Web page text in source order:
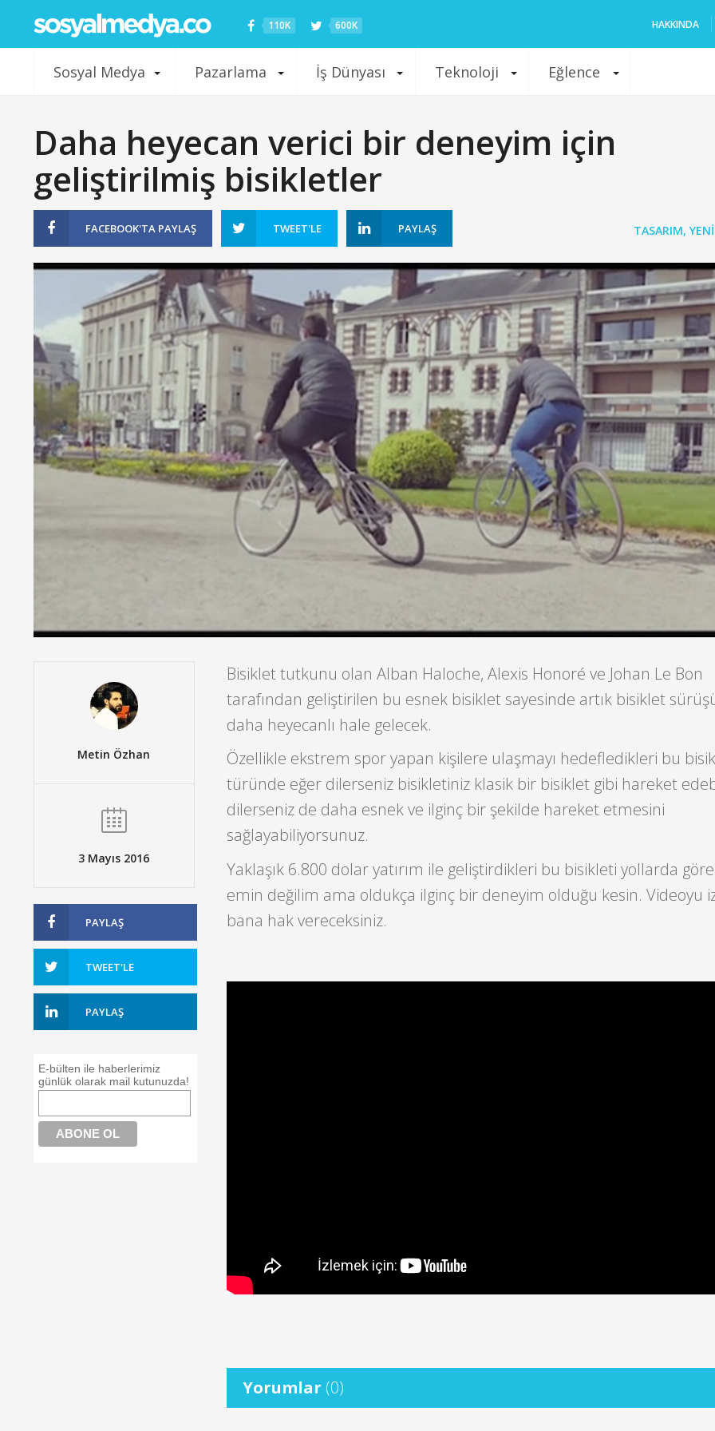
110K 600K HAKKINDA
Sosyal Medya Pazarlama İş Dünyası Teknoloji Eğlence
Daha heyecan verici bir deneyim için
geliştirilmiş bisikletler
FACEBOOK'TA PAYLAŞ TWEET'LE PAYLAŞ TASARIM,
Metin Özhan
3 Mayıs 2016
PAYLAŞ
TWEET'LE
PAYLAŞ
E-bülten ile haberlerimiz
günlük olarak mail kutunuzda!
Bisiklet tutkunu olan Alban Haloche, Alexis Honoré ve Johan Le Bon
tarafından geliştirilen bu esnek bisiklet sayesinde artık bisiklet
daha heyecanlı hale gelecek.
Özellikle ekstrem spor yapan kişilere ulaşmayı hedefledikleri bu
türünde eğer dilerseniz bisikletiniz klasik bir bisiklet gibi hareket
dilerseniz de daha esnek ve ilginç bir şekilde hareket etmesini
sağlayabiliyorsunuz.
Yaklaşık 6.800 dolar yatırım ile geliştirdikleri bu bisikleti yollarda
emin değilim ama oldukça ilginç bir deneyim olduğu kesin. Videoyu
bana hak vereceksiniz.
Yorumlar (0)